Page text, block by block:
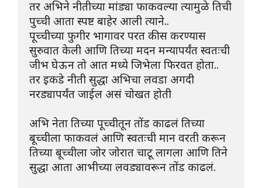
तर अभिने नीतीच्या मांड्या फाकवल्या त्यामुळे तिची
पुच्ची आता स्पष्ट बाहेर आली त्याने..
पूच्चीच्या फुगीर भागावर परत कीस करण्यास
सुरुवात केली आणि तिच्या मदन मन्यापर्यंत स्वतःची
जीभ घेऊन तो आत मध्ये जिभेला फिरवत होता..
तर इकडे नीती सुद्धा अभिचा लवडा अगदी
नरड्यापर्यंत जाईल असं चोखत होती
अभि नेता तिच्या पूच्चीतून तोंड काढलं तिच्या
बूच्चीला फाकवलं आणि स्वतःची मान वरती करून
तिच्या बूच्चीला जोर जोरात चाटू लागला आणि तिने
सुद्धा आता आभीच्या लवड्यावरून तोंड काढलं.